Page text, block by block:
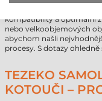
kompatibility a optimální
nebo velkoobjemových
abychom našli
procesy. S dotazy
TEZEKO
KOTOUČI –